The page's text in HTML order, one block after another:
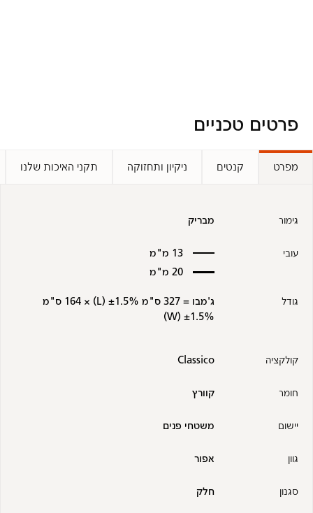
פרטים טכניים
מפרט קנטים ניקיון ותחזוקה תקני האיכות שלנו
גימור מבריק
עובי
13 מ"מ
20 מ"מ
גודל
ג'מבו = 327 ס"מ ±1.5% (L) × 164 ס"מ
±1.5% (W)
קולקציה Classico
חומר קוורץ
יישום משטחי פנים
גוון אפור
סגנון חלק